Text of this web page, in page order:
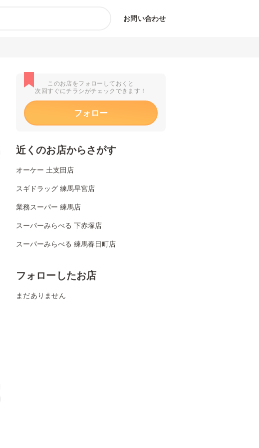
お問い合わせ
このお店をフォローしておくと
次回すぐにチラシがチェックできます！
フォロー
近くのお店からさがす
オーケー 土支田店
スギドラッグ 練馬早宮店
業務スーパー 練馬店
スーパーみらべる 下赤塚店
スーパーみらべる 練馬春日町店
フォローしたお店
まだありません